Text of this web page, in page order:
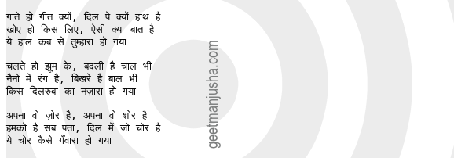
गाते हो गीत क्यों, दिल पे क्यों हाथ है
खोए हो किस लिए, ऐसी क्या बात है
ये हाल कब से तुम्हारा हो गया
चलते हो झूम के, बदली है चाल भी
नैनो में रंग है, बिखरे है बाल भी
किस दिलरुबा का नज़ारा हो गया
अपना वो ज़ोर है, अपना वो शोर है
हमको है सब पता, दिल में जो चोर है
ये चोर कैसे गँवारा हो गया